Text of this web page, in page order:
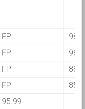
FP
FP
FP
FP
95.99